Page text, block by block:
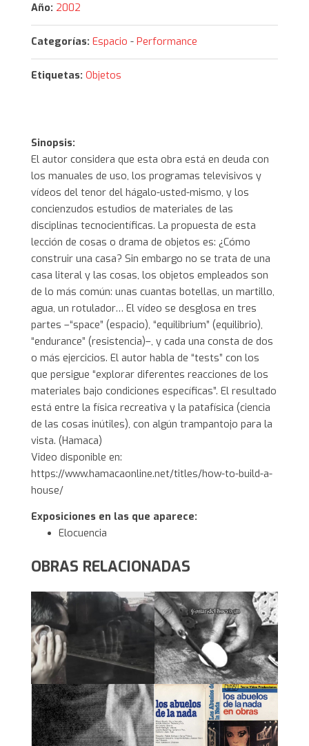
Año: 2002
Categorías: Espacio - Performance
Etiquetas: Objetos
Sinopsis:
El autor considera que esta obra está en deuda con
los manuales de uso, los programas televisivos y
vídeos del tenor del hágalo-usted-mismo, y los
concienzudos estudios de materiales de las
disciplinas tecnocientíficas. La propuesta de esta
lección de cosas o drama de objetos es: ¿Cómo
construir una casa? Sin embargo no se trata de una
casa literal y las cosas, los objetos empleados son
de lo más común: unas cuantas botellas, un martillo,
agua, un rotulador… El vídeo se desglosa en tres
partes –“space” (espacio), “equilibrium” (equilibrio),
“endurance” (resistencia)–, y cada una consta de dos
o más ejercicios. El autor habla de “tests” con los
que persigue “explorar diferentes reacciones de los
materiales bajo condiciones específicas”. El resultado
está entre la física recreativa y la patafísica (ciencia
de las cosas inútiles), con algún trampantojo para la
vista. (Hamaca)
Video disponible en:
https://www.hamacaonline.net/titles/how-to-build-a-
house/
Exposiciones en las que aparece:
Elocuencia
OBRAS RELACIONADAS